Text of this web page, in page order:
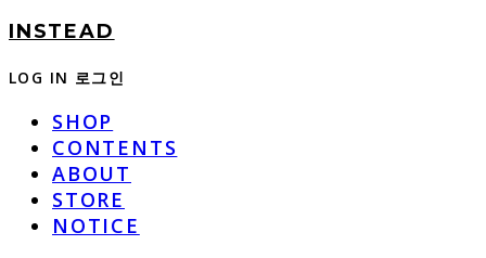
INSTEAD
LOG IN 로그인
SHOP
CONTENTS
ABOUT
STORE
NOTICE